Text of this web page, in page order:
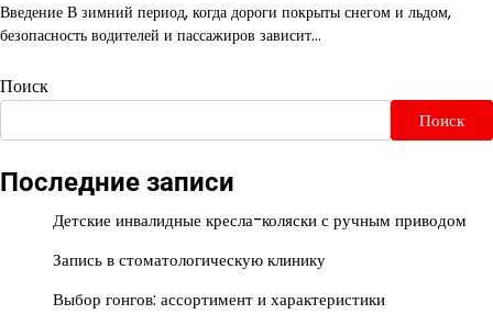
Введение В зимний период, когда дороги покрыты снегом и льдом,
безопасность водителей и пассажиров зависит…
Поиск
Поиск
Последние записи
Детские инвалидные кресла-коляски с ручным приводом
Запись в стоматологическую клинику
Выбор гонгов: ассортимент и характеристики